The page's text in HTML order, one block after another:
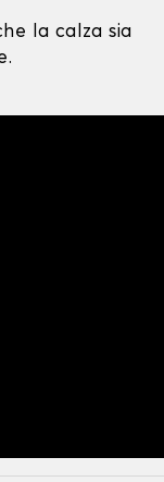
la calza sia